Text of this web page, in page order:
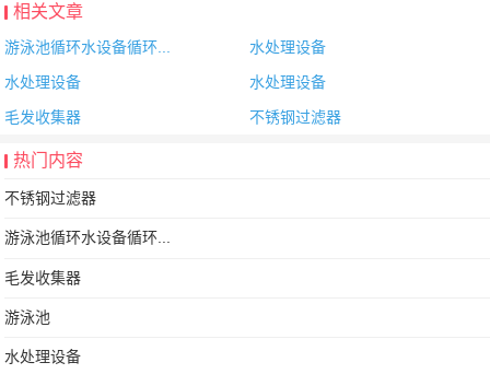
相关文章
游泳池循环水设备循环...
水处理设备
水处理设备
水处理设备
毛发收集器
不锈钢过滤器
热门内容
不锈钢过滤器
游泳池循环水设备循环...
毛发收集器
游泳池
水处理设备